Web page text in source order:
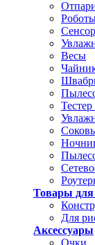
Весы
Товары для
Для
Аксессуары
Очки